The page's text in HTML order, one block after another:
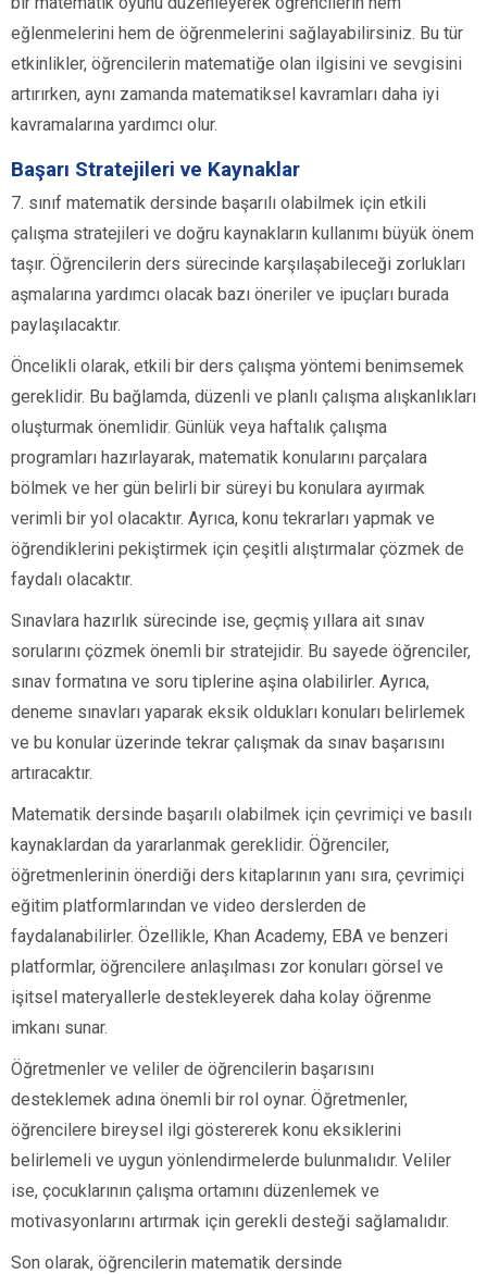
eğlenmelerini hem de öğrenmelerini sağlayabilirsiniz. Bu tür
etkinlikler, öğrencilerin matematiğe olan ilgisini ve sevgisini
artırırken, aynı zamanda matematiksel kavramları daha iyi
kavramalarına yardımcı olur.
Başarı Stratejileri ve Kaynaklar
7. sınıf matematik dersinde başarılı olabilmek için etkili
çalışma stratejileri ve doğru kaynakların kullanımı büyük önem
taşır. Öğrencilerin ders sürecinde karşılaşabileceği zorlukları
aşmalarına yardımcı olacak bazı öneriler ve ipuçları burada
paylaşılacaktır.
Öncelikli olarak, etkili bir ders çalışma yöntemi benimsemek
gereklidir. Bu bağlamda, düzenli ve planlı çalışma alışkanlıkları
oluşturmak önemlidir. Günlük veya haftalık çalışma
programları hazırlayarak, matematik konularını parçalara
bölmek ve her gün belirli bir süreyi bu konulara ayırmak
verimli bir yol olacaktır. Ayrıca, konu tekrarları yapmak ve
öğrendiklerini pekiştirmek için çeşitli alıştırmalar çözmek de
faydalı olacaktır.
Sınavlara hazırlık sürecinde ise, geçmiş yıllara ait sınav
sorularını çözmek önemli bir stratejidir. Bu sayede öğrenciler,
sınav formatına ve soru tiplerine aşina olabilirler. Ayrıca,
deneme sınavları yaparak eksik oldukları konuları belirlemek
ve bu konular üzerinde tekrar çalışmak da sınav başarısını
artıracaktır.
Matematik dersinde başarılı olabilmek için çevrimiçi ve basılı
kaynaklardan da yararlanmak gereklidir. Öğrenciler,
öğretmenlerinin önerdiği ders kitaplarının yanı sıra, çevrimiçi
eğitim platformlarından ve video derslerden de
faydalanabilirler. Özellikle, Khan Academy, EBA ve benzeri
platformlar, öğrencilere anlaşılması zor konuları görsel ve
işitsel materyallerle destekleyerek daha kolay öğrenme
imkanı sunar.
Öğretmenler ve veliler de öğrencilerin başarısını
desteklemek adına önemli bir rol oynar. Öğretmenler,
öğrencilere bireysel ilgi göstererek konu eksiklerini
belirlemeli ve uygun yönlendirmelerde bulunmalıdır. Veliler
ise, çocuklarının çalışma ortamını düzenlemek ve
motivasyonlarını artırmak için gerekli desteği sağlamalıdır.
Son olarak, öğrencilerin matematik dersinde